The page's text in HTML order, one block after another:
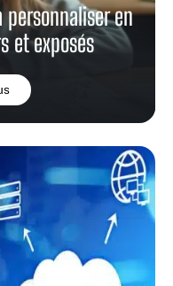
en
et exposés